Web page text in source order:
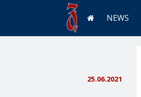
NEWS
25.06.2021